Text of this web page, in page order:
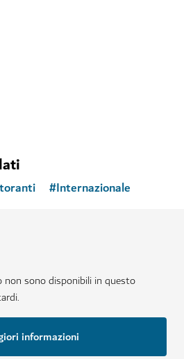
#Internazionale
non sono disponibili in questo
informazioni